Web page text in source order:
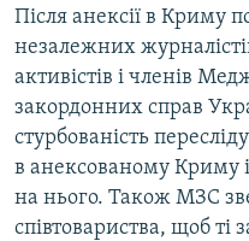
Після анексії в Криму
незалежних
активістів і членів
закордонних справ
стурбованість
в анексованому Криму
на нього. Також МЗС
співтовариства, щоб ті